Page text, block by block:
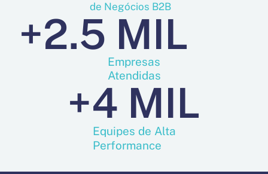
de Negócios B2B
Empresas
Atendidas
+2.5 MIL
Equipes de Alta
Performance
+4 MIL